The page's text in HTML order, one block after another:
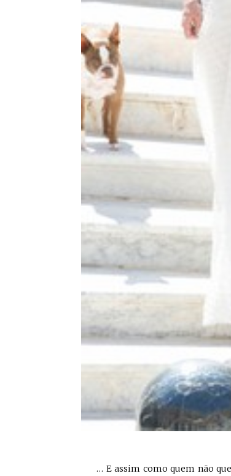
… E assim como quem não